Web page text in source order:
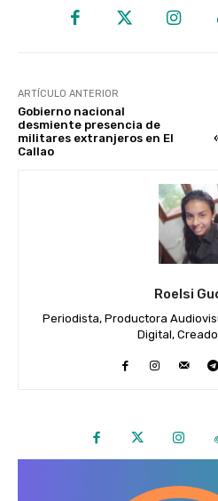
ARTÍCULO ANTERIOR
Gobierno nacional
desmiente presencia de
militares extranjeros en El
Callao
Roelsi
Periodista, Productora
Digital,